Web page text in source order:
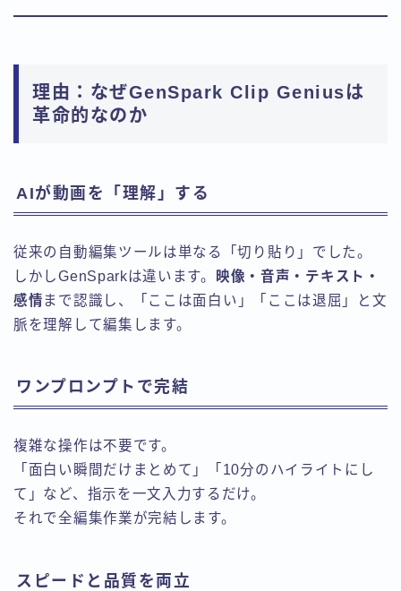
理由：なぜGenSpark Clip Geniusは
革命的なのか
AIが動画を「理解」する
従来の自動編集ツールは単なる「切り貼り」でした。
しかしGenSparkは違います。
映像・音声・テキスト・
感情まで認識し、「ここは面白い」「ここは退屈」と文
脈を理解して編集します。
ワンプロンプトで完結
複雑な操作は不要です。
「面白い瞬間だけまとめて」「10分のハイライトにし
て」など、指示を一文入力するだけ。
それで全編集作業が完結します。
スピードと品質を両立